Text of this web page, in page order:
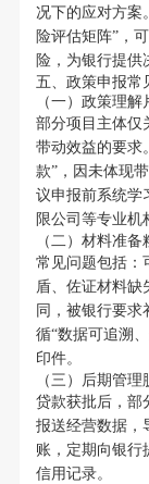
况下的应对方案
险评估矩阵”，
险，为银行提供
五、政策申报常
（一）政策理解
部分项目主体仅
带动效益的要求
款”，因未体现
议申报前系统学
限公司等专业机
（二）材料准备
常见问题包括：
盾、佐证材料缺
同，被银行要
循“数据可追溯
印件。
（三）后期管理
贷款获批后，部
报送经营数据，
账，定期向银行
信用记录。